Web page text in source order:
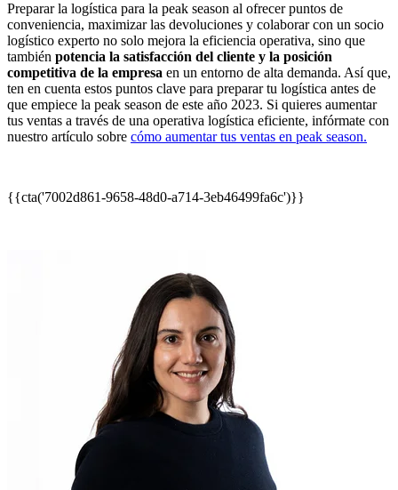
Preparar la logística para la peak season al ofrecer puntos de
conveniencia, maximizar las devoluciones y colaborar con un socio
logístico experto no solo mejora la eficiencia operativa, sino que
también potencia la satisfacción del cliente y la posición
competitiva de la empresa en un entorno de alta demanda. Así que,
ten en cuenta estos puntos clave para preparar tu logística antes de
que empiece la peak season de este año 2023. Si quieres aumentar
tus ventas a través de una operativa logística eficiente, infórmate con
nuestro artículo sobre cómo aumentar tus ventas en peak season.
{{cta('7002d861-9658-48d0-a714-3eb46499fa6c')}}